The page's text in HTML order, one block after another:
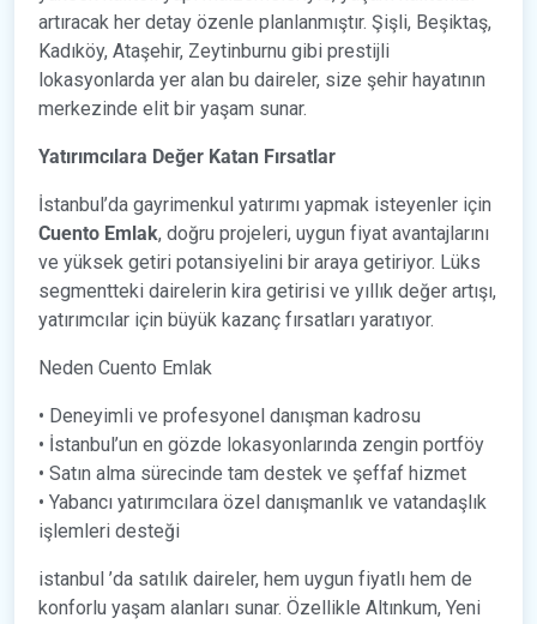
artıracak her detay özenle planlanmıştır. Şişli, Beşiktaş,
Kadıköy, Ataşehir, Zeytinburnu gibi prestijli
lokasyonlarda yer alan bu daireler, size şehir hayatının
merkezinde elit bir yaşam sunar.
Yatırımcılara Değer Katan Fırsatlar
İstanbul’da gayrimenkul yatırımı yapmak isteyenler için
Cuento Emlak, doğru projeleri, uygun fiyat avantajlarını
ve yüksek getiri potansiyelini bir araya getiriyor. Lüks
segmentteki dairelerin kira getirisi ve yıllık değer artışı,
yatırımcılar için büyük kazanç fırsatları yaratıyor.
Neden Cuento Emlak
• Deneyimli ve profesyonel danışman kadrosu
• İstanbul’un en gözde lokasyonlarında zengin portföy
• Satın alma sürecinde tam destek ve şeffaf hizmet
• Yabancı yatırımcılara özel danışmanlık ve vatandaşlık
işlemleri desteği
istanbul ’da satılık daireler, hem uygun fiyatlı hem de
konforlu yaşam alanları sunar. Özellikle Altınkum, Yeni